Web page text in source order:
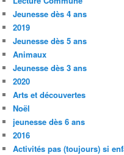
Jeunesse dès 4 ans
2019
Jeunesse dès 5 ans
Animaux
Jeunesse dès 3 ans
2020
Arts et découvertes
Noël
jeunesse dès 6 ans
2016
Activités pas (toujours) si